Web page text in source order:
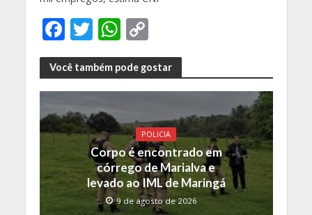
F
ac
e
b
o
o
k
T
w
itt
er
W
h
at
s
A
p
p
C
o
p
y
Li
n
k
Você também pode gostar
POLICIA
Corpo é encontrado em
córrego de Marialva e
levado ao IML de Maringá
9 de agosto de 2026